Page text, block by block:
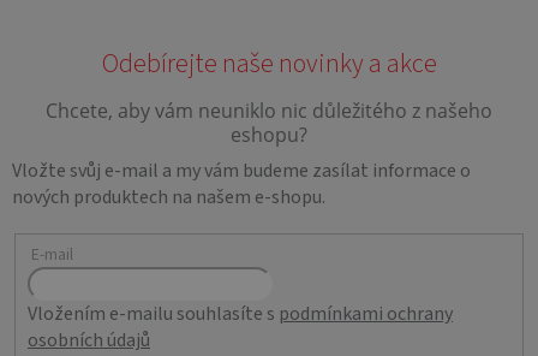
Vložte svůj e-mail a my vám budeme zasílat informace o
nových produktech na našem e-shopu.
E-mail
Vložením e-mailu souhlasíte s podmínkami ochrany
osobních údajů